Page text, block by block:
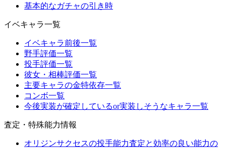
基本的なガチャの引き時
イベキャラ一覧
イベキャラ前後一覧
野手評価一覧
投手評価一覧
彼女・相棒評価一覧
主要キャラの金特依存一覧
コンボ一覧
今後実装が確定しているor実装しそうなキャラ一覧
査定・特殊能力情報
オリジンサクセスの投手能力査定と効率の良い能力の